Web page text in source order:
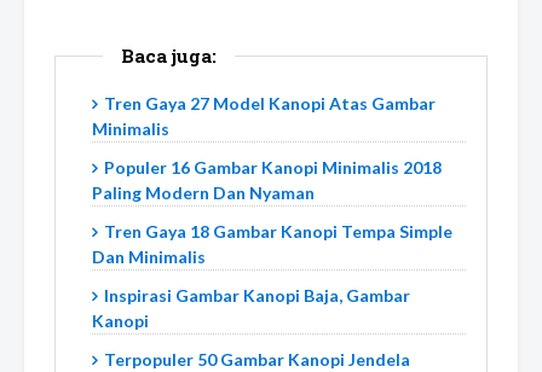
Baca juga:
Tren Gaya 27 Model Kanopi Atas Gambar
Minimalis
Populer 16 Gambar Kanopi Minimalis 2018
Paling Modern Dan Nyaman
Tren Gaya 18 Gambar Kanopi Tempa Simple
Dan Minimalis
Inspirasi Gambar Kanopi Baja, Gambar
Kanopi
Terpopuler 50 Gambar Kanopi Jendela